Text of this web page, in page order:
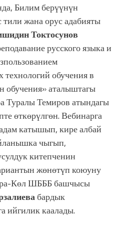
Билим берүүнүн
жана орус адабияты
Токтосунов
русского языка и
обучения в
обучения» аталыштагы
Туралы Темиров атындагы
өткөрүлгөн. Вебинарга
катышып, кире албай
чыгып,
китепченин
жөнөтүп коюуну
Көл ШБББ башчысы
бардык
ийгилик каалады.